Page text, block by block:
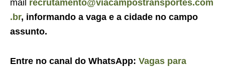
mail recrutamento@viacampostransportes.com
.br, informando a vaga e a cidade no campo
assunto.
Entre no canal do WhatsApp: Vagas para